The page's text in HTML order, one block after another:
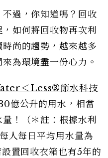
過，你知道嗎？回收
如何將回收物再次利
尚的趨勢，越來越多
為環境盡一份心力。
＜Less®節水科技
億公升的用水，相當
！（＊註：根據水利
人每日平均用水量為
置回收衣箱也有5年的